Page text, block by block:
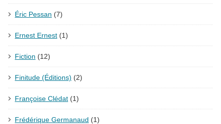
Éric Pessan (7)
Ernest Ernest (1)
Fiction (12)
Finitude (Éditions) (2)
Françoise Clédat (1)
Frédérique Germanaud (1)